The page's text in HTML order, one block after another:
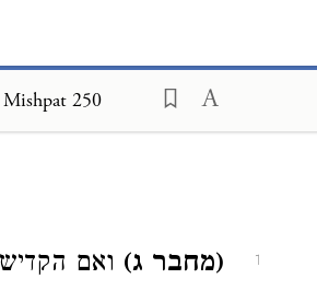
250
1 (מחבר ג) ואם